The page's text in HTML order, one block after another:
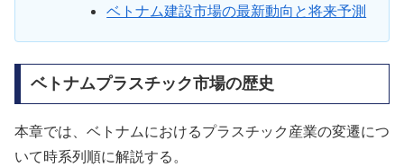
ベトナム建設市場の最新動向と将来予測
ベトナムプラスチック市場の歴史
本章では、ベトナムにおけるプラスチック産業の変遷につ
いて時系列順に解説する。